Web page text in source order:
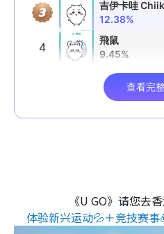
《U GO》请您去
体验新兴运动💦＋竞技赛